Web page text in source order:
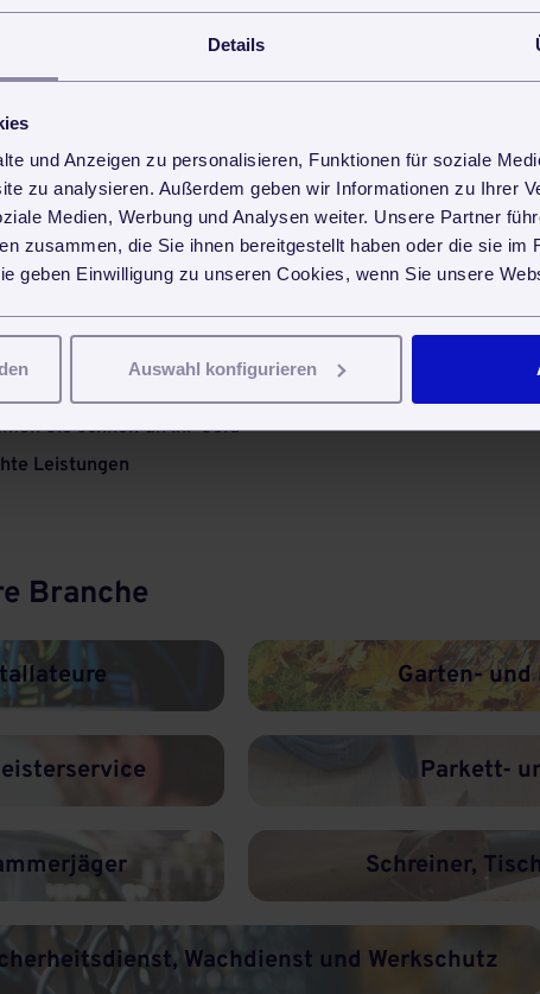
Details
und Anzeigen zu personalisieren, Funktionen für soziale
zu analysieren. Außerdem geben wir Informationen zu Ihrer
Medien, Werbung und Analysen weiter. Unsere Partner
zusammen, die Sie ihnen bereitgestellt haben oder die sie im
geben Einwilligung zu unseren Cookies, wenn Sie unsere
Auswahl konfigurieren
teilen teilen
Der ultimative Ratgeber
Sie schnell an ihr Geld
Leistungen
Branche
Garten- und
Parkett-
Schreiner,
Wachdienst und Werkschutz